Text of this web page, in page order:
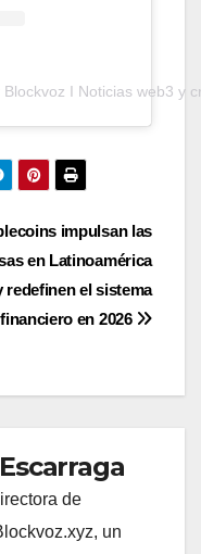
I Noticias web3 y
impulsan las
en Latinoamérica
redefinen el sistema
financiero en 2026
de
un